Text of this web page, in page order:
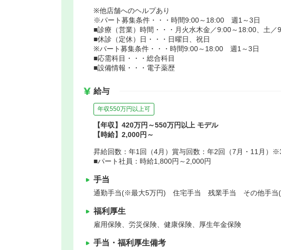
※他店舗へのヘルプあり
※パート募集条件・・・時間9:00～18:00 週1～3日
■診療（営業）時間・・・月火水木金／9:00～18:00、土／
■休診（定休）日・・・日曜日、祝日
※パート募集条件・・・時間9:00～18:00 週1～3日
■応需科目・・・総合科目
■設備情報・・・電子薬歴
給与
年収550万円以上可
【年収】420万円～550万円以上 モデル
【時給】2,000円～
昇給回数：年1回（4月）賞与回数：年2回（7月・11月）
■パート社員：時給1,800円～2,000円
手当
通勤手当(※最大5万円) 住宅手当 残業手当 その他手当(
福利厚生
雇用保険、労災保険、健康保険、厚生年金保険
手当・福利厚生備考